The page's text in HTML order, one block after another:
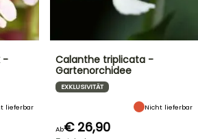
-
lieferbar
Calanthe triplicata -
Gartenorchidee
EXKLUSIVITÄT
Nicht lieferbar
Ab€ 26,90